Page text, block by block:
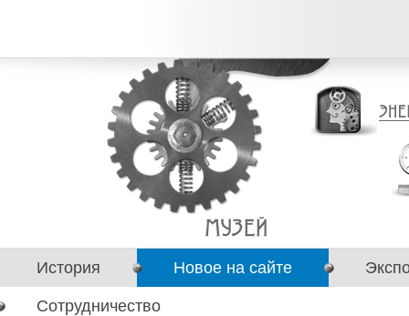
История Новое на сайте
Сотрудничество